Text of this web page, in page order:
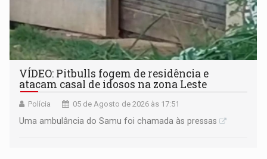
VÍDEO: Pitbulls fogem de residência e
atacam casal de idosos na zona Leste
Polícia 05 de Agosto de 2026 às 17:51
Uma ambulância do Samu foi chamada às pressas